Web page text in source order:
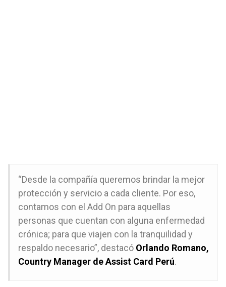
“Desde la compañía queremos brindar la mejor
protección y servicio a cada cliente. Por eso,
contamos con el Add On para aquellas
personas que cuentan con alguna enfermedad
crónica; para que viajen con la tranquilidad y
respaldo necesario”, destacó Orlando Romano,
Country Manager de Assist Card Perú.